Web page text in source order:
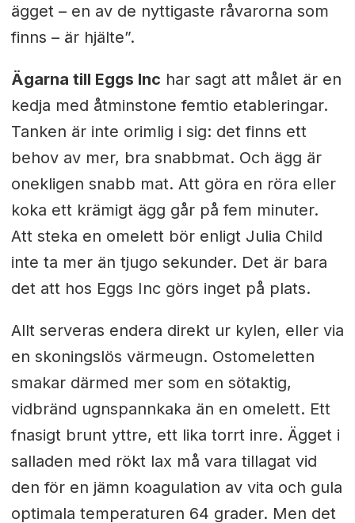
ägget – en av de nyttigaste råvarorna som
finns – är hjälte”.
Ägarna till Eggs Inc har sagt att målet är en
kedja med åtminstone femtio etableringar.
Tanken är inte orimlig i sig: det finns ett
behov av mer, bra snabbmat. Och ägg är
onekligen snabb mat. Att göra en röra eller
koka ett krämigt ägg går på fem minuter.
Att steka en omelett bör enligt Julia Child
inte ta mer än tjugo sekunder. Det är bara
det att hos Eggs Inc görs inget på plats.
Allt serveras endera direkt ur kylen, eller via
en skoningslös värmeugn. Ostomeletten
smakar därmed mer som en sötaktig,
vidbränd ugnspannkaka än en omelett. Ett
fnasigt brunt yttre, ett lika torrt inre. Ägget i
salladen med rökt lax må vara tillagat vid
den för en jämn koagulation av vita och gula
optimala temperaturen 64 grader. Men det